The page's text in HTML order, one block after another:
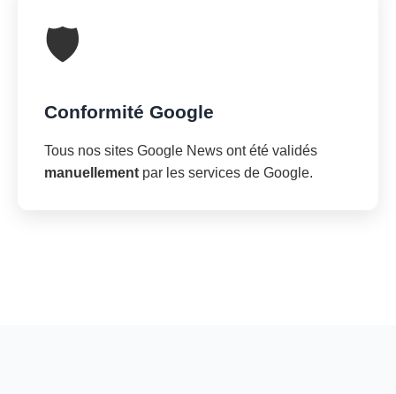
🛡️
Conformité Google
Tous nos sites Google News ont été validés
manuellement par les services de Google.